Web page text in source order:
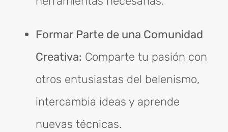
Formar Parte de una Comunidad
Creativa: Comparte tu pasión con
otros entusiastas del belenismo,
intercambia ideas y aprende
nuevas técnicas.